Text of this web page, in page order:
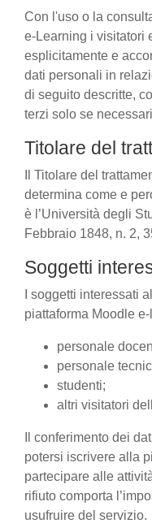
Con l'uso o la
e-Learning i visitatori
esplicitamente e
dati personali in
di seguito descritte,
terzi solo se
Titolare del
Il Titolare del
determina come e
è l’Università degli
Febbraio 1848, n. 2,
Soggetti
I soggetti interessati
piattaforma Moodle
personale
personale
studenti;
altri visitatori
Il conferimento dei
potersi iscrivere alla
partecipare alle
rifiuto comporta
usufruire del servizio.